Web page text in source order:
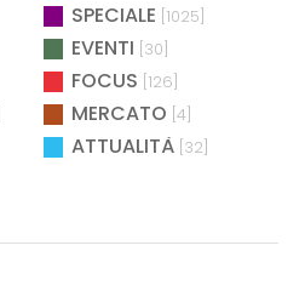
SPECIALE [1025]
EVENTI [30]
FOCUS [126]
MERCATO [4]
ATTUALITÀ [32]